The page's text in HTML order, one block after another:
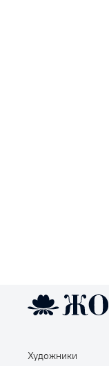
Художники